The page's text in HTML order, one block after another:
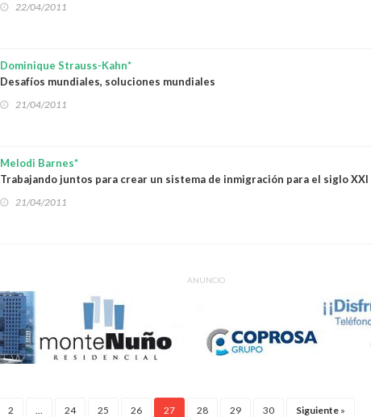
22/04/2011
Dominique Strauss-Kahn*
Desafíos mundiales, soluciones mundiales
21/04/2011
Melodi Barnes*
Trabajando juntos para crear un sistema de inmigración para el siglo XXI
21/04/2011
ANUNCIO
2 ... 24 25 26 27 28 29 30 Siguiente »